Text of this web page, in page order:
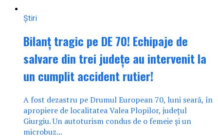
Știri
Bilanț tragic pe DE 70! Echipaje de
salvare din trei județe au intervenit la
un cumplit accident rutier!
A fost dezastru pe Drumul European 70, luni seară, în
apropiere de localitatea Valea Plopilor, județul
Giurgiu. Un autoturism condus de o femeie și un
microbuz...